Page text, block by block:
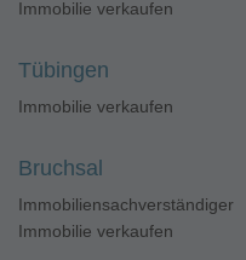
Immobilie verkaufen
Tübingen
Immobilie verkaufen
Bruchsal
Immobiliensachverständiger
Immobilie verkaufen